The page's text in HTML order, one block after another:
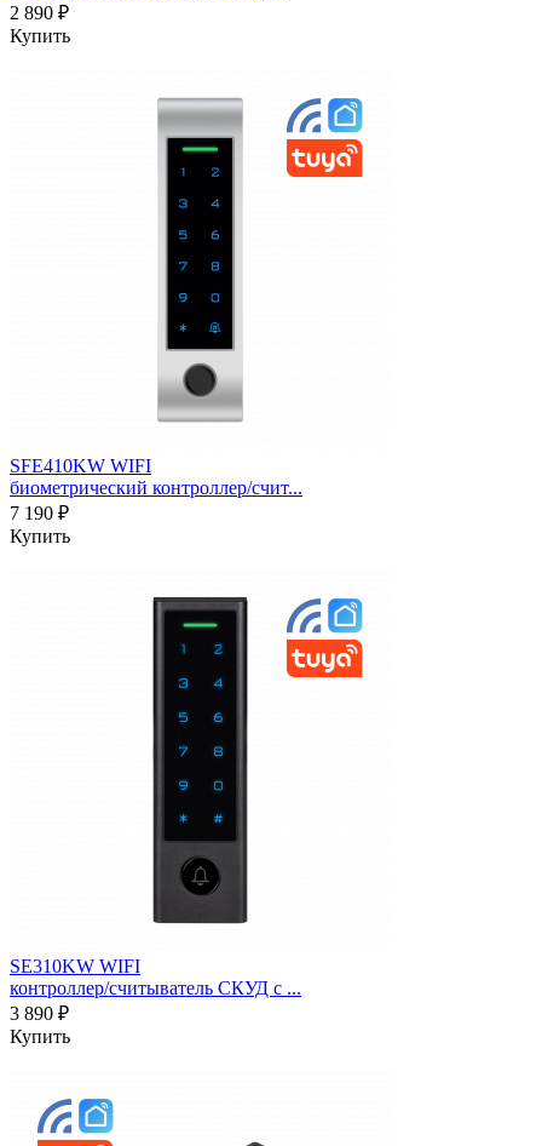
2 890 ₽
Купить
SFE410KW WIFI
биометрический контроллер/счит...
7 190 ₽
Купить
SE310KW WIFI
контроллер/считыватель СКУД c ...
3 890 ₽
Купить